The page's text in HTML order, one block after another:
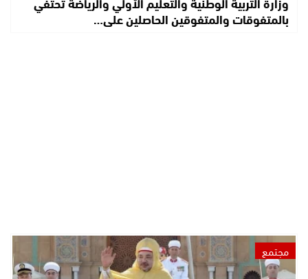
بالمتفوقات والمتفوقين الحاصلين على…
مجتمع